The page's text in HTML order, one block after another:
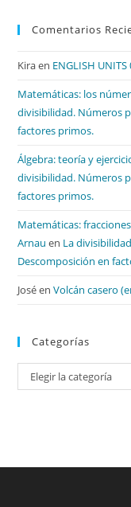
Comentarios
Kiraen ENGLISH
Matemáticas: los
divisibilidad. Números
factores primos.
Álgebra: teoría y
divisibilidad. Números
factores primos.
Matemáticas:
Arnau en La
Descomposición en
JoséenVolcán casero
Categorías
Categorías
Elegir la categoría